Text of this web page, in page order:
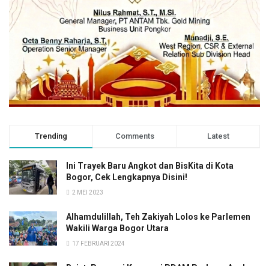
Bogor, Museum Zoologi, Monumen dan Museum Peta,
Makam Raden Saleh, Gereja Katedral, Gereja Zeboath,
Kapel Regina Pacis, Gedung SMA YZA2, Gedung SMP
Negeri 2 Bogor, Gedung SMA-SMP Negeri 1 Bogor,
Stasiun Kereta Api Bogor, Rumah Sakit Salak, Rumah
Panti Asuhan Bina Harapan dan Hotel Salak.
Pemkot Bogor Akui Ada Kecerobohan
Kepala Bagian Hukum dan HAM Setda Kota Bogor, Alma
Wiranta tak menampik adanya kecerobohan atas
penerbitan produk hukum yang di tanda tangani Bima Arya
tersebut.
salah mencantumkan Jembatan Otista sebagai struktur
cagar budaya. Sebab, jika dinilai dari aspek kesejarahan
Trending Comments Latest
Ini Trayek Baru Angkot dan BisKita di Kota
Bogor, Cek Lengkapnya Disini!
2 MEI 2023
Alhamdulillah, Teh Zakiyah Lolos ke Parlemen
Wakili Warga Bogor Utara
17 FEBRUARI 2024